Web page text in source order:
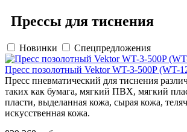
Прессы для тиснения
Новинки Спецпредложения
Пресс позолотный Vektor WT-3-500P (WT-
Пресс пневматический для тиснения
таких как бумага, мягкий ПВХ, мягкий
пласти, выделанная кожа, сырая кожа,
искусственная кожа.